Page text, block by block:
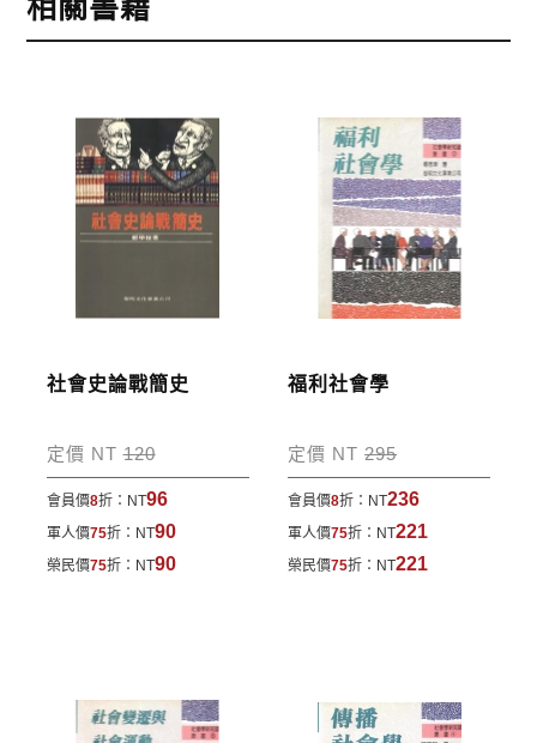
2.銀行轉帳:選擇銀行轉帳時，請填寫您的銀行帳號後
五碼，並於三日內完成匯款，以利核銷作業。
劃撥單，匯款者大名請填寫跟訂購者大名一致，以利
核銷作業。
完成訂購
訂購完成後，可至會員專區查詢「我的訂單」，查詢
訂單處理的狀態。
運費說明:
包裹運送，一律免運費；899元以下須自付80元運
費。外文書籍將由專人估價
，訂購後48小時內回覆運
寄送說明:
付款完成後，本公司將於七日內以郵寄方式寄送到您
相關書籍
社會史論戰簡史
定價 NT120
會員價8折： NT96
軍人價75折： NT90
榮民價75折： NT90
福利社會學
定價 NT295
會員價8折： NT236
軍人價75折： NT221
榮民價75折： NT221